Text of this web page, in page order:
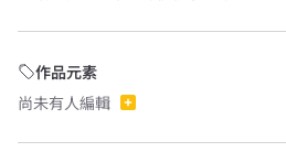
作品元素
尚未有人編輯